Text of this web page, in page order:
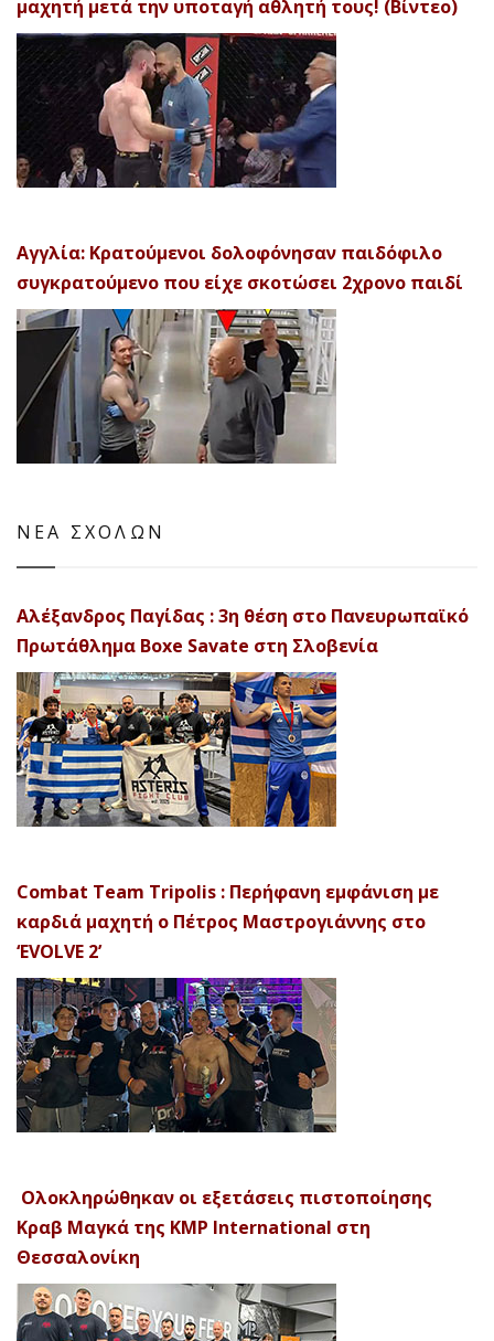
μαχητή μετά την υποταγή αθλητή τους! (Βίντεο)
Αγγλία: Κρατούμενοι δολοφόνησαν παιδόφιλο
συγκρατούμενο που είχε σκοτώσει 2χρονο παιδί
ΝΕΑ ΣΧΟΛΩΝ
Αλέξανδρος Παγίδας : 3η θέση στο Πανευρωπαϊκό
Πρωτάθλημα Boxe Savate στη Σλοβενία
Combat Team Tripolis : Περήφανη εμφάνιση με
καρδιά μαχητή ο Πέτρος Μαστρογιάννης στο
‘EVOLVE 2’
Ολοκληρώθηκαν οι εξετάσεις πιστοποίησης
Κραβ Μαγκά της KMP International στη
Θεσσαλονίκη